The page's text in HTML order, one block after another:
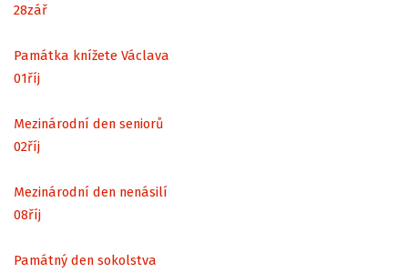
28zář
Památka knížete Václava
01říj
Mezinárodní den seniorů
02říj
Mezinárodní den nenásilí
08říj
Památný den sokolstva